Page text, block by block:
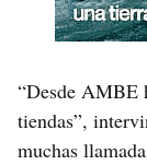
“Desde AMBE
tiendas”,
muchas